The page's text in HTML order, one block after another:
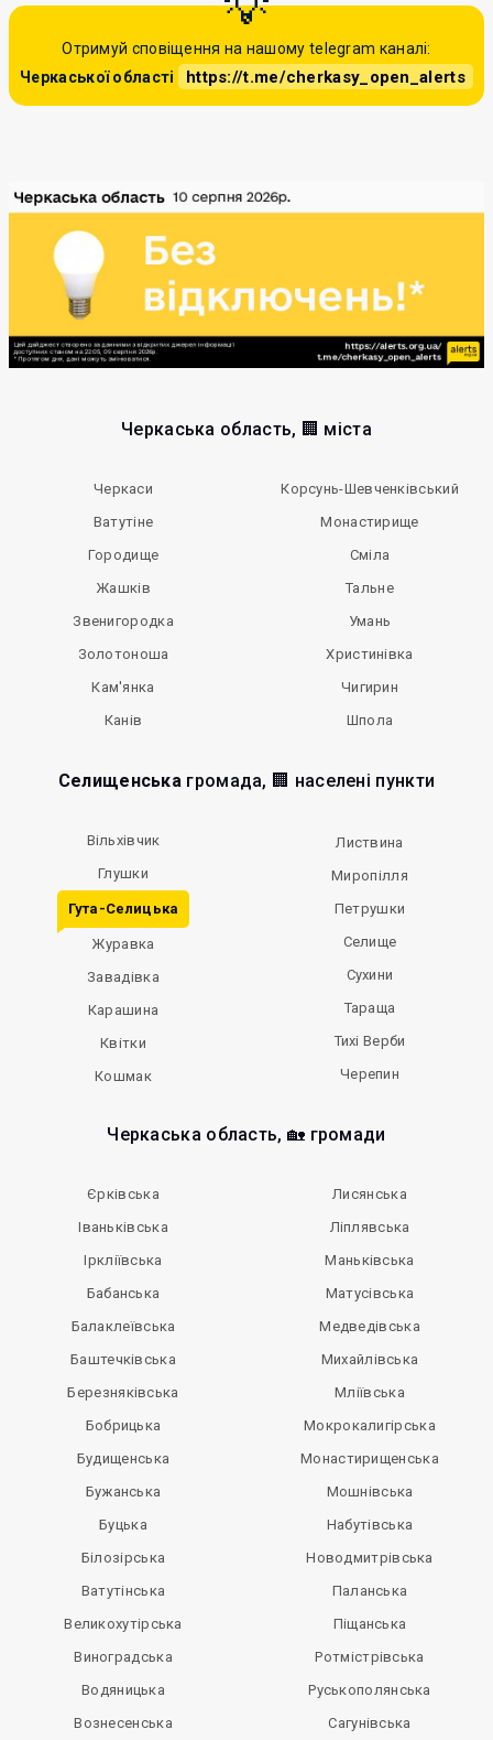
Отримуй сповіщення на нашому telegram каналі:
Черкаської області
https://t.me/cherkasy_open_alerts
Черкаська область, 🏢 міста
Черкаси
Ватутіне
Городище
Жашків
Звенигородка
Золотоноша
Кам'янка
Канів
Корсунь-Шевченківський
Монастирище
Сміла
Тальне
Умань
Христинівка
Чигирин
Шпола
Селищенська громада, 🏢 населені пункти
Вільхівчик
Глушки
Гута-Селицька
Журавка
Завадівка
Карашина
Квітки
Кошмак
Листвина
Миропілля
Петрушки
Селище
Сухини
Тараща
Тихі Верби
Черепин
Черкаська область, 🏡 громади
Єрківська
Іваньківська
Іркліївська
Бабанська
Балаклеївська
Баштечківська
Березняківська
Бобрицька
Будищенська
Бужанська
Буцька
Білозірська
Ватутінська
Великохутірська
Виноградська
Водяницька
Вознесенська
Лисянська
Ліплявська
Маньківська
Матусівська
Медведівська
Михайлівська
Мліївська
Мокрокалигірська
Монастирищенська
Мошнівська
Набутівська
Новодмитрівська
Паланська
Піщанська
Ротмістрівська
Руськополянська
Сагунівська